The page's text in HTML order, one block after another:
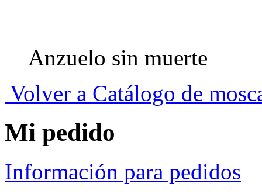
Anzuelo sin muerte
Volver a Catálogo de
Mi pedido
Información para pedidos